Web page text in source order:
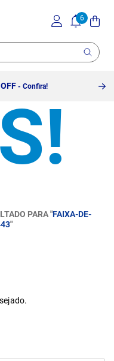
- Confira!
PARA "FAIXA-DE-
"